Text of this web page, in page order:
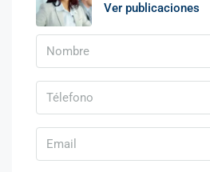
Ver publicaciones